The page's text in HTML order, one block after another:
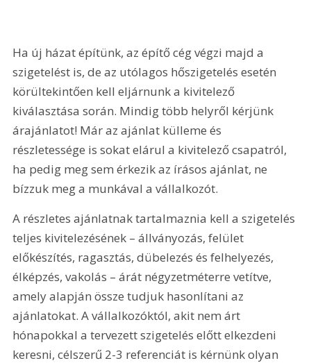
Ha új házat építünk, az építő cég végzi majd a
szigetelést is, de az utólagos hőszigetelés esetén
körültekintően kell eljárnunk a kivitelező
kiválasztása során. Mindig több helyről kérjünk
árajánlatot! Már az ajánlat külleme és
részletessége is sokat elárul a kivitelező csapatról,
ha pedig meg sem érkezik az írásos ajánlat, ne
bízzuk meg a munkával a vállalkozót.
A részletes ajánlatnak tartalmaznia kell a szigetelés
teljes kivitelezésének – állványozás, felület
előkészítés, ragasztás, dübelezés és felhelyezés,
élképzés, vakolás – árát négyzetméterre vetítve,
amely alapján össze tudjuk hasonlítani az
ajánlatokat. A vállalkozóktól, akit nem árt
hónapokkal a tervezett szigetelés előtt elkezdeni
keresni, célszerű 2-3 referenciát is kérnünk olyan